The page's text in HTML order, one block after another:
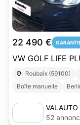
22 490 €
VW GOLF LIFE
Roubaix (59100)
Boîte manuelle
VALAUTO
52